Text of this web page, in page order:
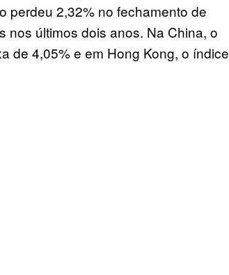
perdeu 2,32% no fechamento de
nos últimos dois anos. Na China, o
de 4,05% e em Hong Kong, o índice